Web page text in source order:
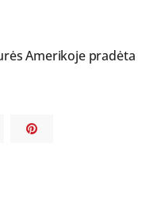
Amerikoje pradėta